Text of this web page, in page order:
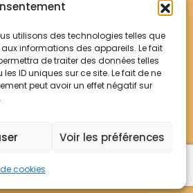
utilisons des technologies telles que
informations des appareils. Le fait
de traiter des données telles
ID uniques sur ce site. Le fait de ne
peut avoir un effet négatif sur
Voir les préférences
cookies
2025